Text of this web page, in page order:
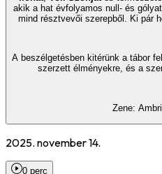
akik a hat évfolyamos null- és
mind résztvevői szerepből. Ki pár
A beszélgetésben kitérünk a tábor
szerzett élményekre, és a
Zene:
2025. november 14.
0 perc